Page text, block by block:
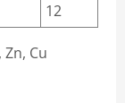
12
Cu